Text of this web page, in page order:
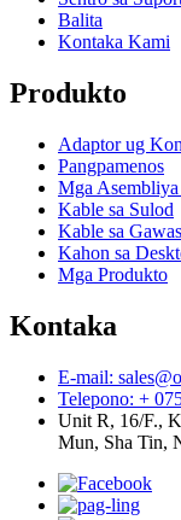
Balita
Kontaka Kami
Produkto
Adaptor ug
Pangpamenos
Mga
Kable sa Sulod
Kable sa Gawas
Kahon sa
Mga Produkto
Kontaka
E-mail:
Telepono: +
Unit R, 16/F.,
Mun, Sha Tin,